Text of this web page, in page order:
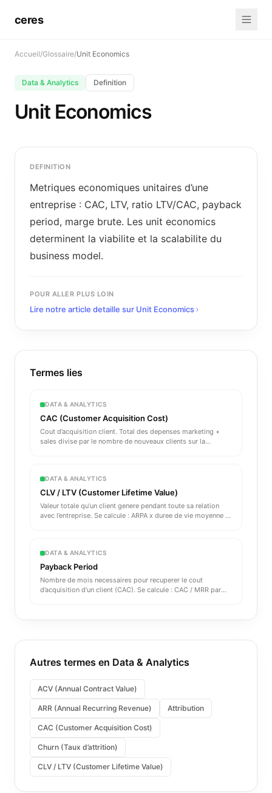
ceres
Accueil/Glossaire/Unit Economics
Data & Analytics Definition
Unit Economics
DEFINITION
Metriques economiques unitaires d’une
entreprise : CAC, LTV, ratio LTV/CAC, payback
period, marge brute. Les unit economics
determinent la viabilite et la scalabilite du
business model.
POUR ALLER PLUS LOIN
Lire notre article detaille sur Unit Economics
Termes lies
DATA & ANALYTICS
CAC (Customer Acquisition Cost)
Cout d’acquisition client. Total des depenses marketing +
sales divise par le nombre de nouveaux clients sur la
DATA & ANALYTICS
CLV / LTV (Customer Lifetime Value)
Valeur totale qu’un client genere pendant toute sa relation
avec l’entreprise. Se calcule : ARPA x duree de vie moyenne ...
DATA & ANALYTICS
Payback Period
Nombre de mois necessaires pour recuperer le cout
d’acquisition d’un client (CAC). Se calcule : CAC / MRR par
Autres termes en Data & Analytics
ACV (Annual Contract Value)
ARR (Annual Recurring Revenue) Attribution
CAC (Customer Acquisition Cost)
Churn (Taux d’attrition)
CLV / LTV (Customer Lifetime Value)